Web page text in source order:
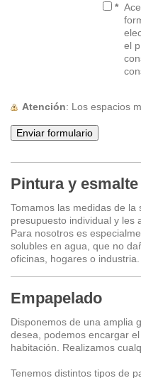
*
el
Atención : Los espacios
Pintura y esmalte
Tomamos las medidas de la
presupuesto individual y les
Para nosotros es
solubles en agua, que no
oficinas, hogares o industria.
Empapelado
Disponemos de una amplia
desea, podemos encargar
habitación. Realizamos
Tenemos distintos tipos de